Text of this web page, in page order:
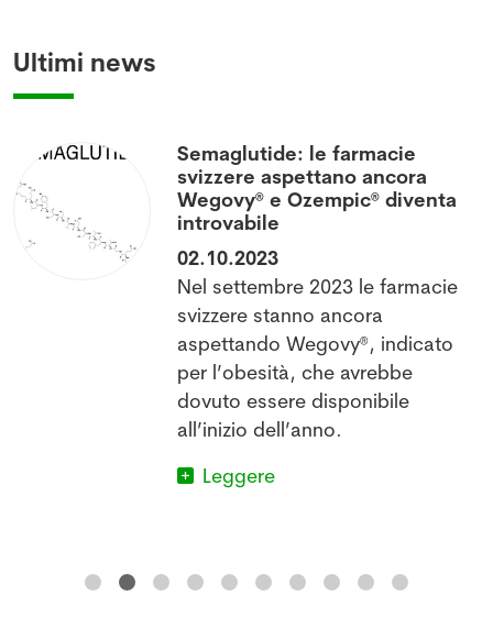
Ultimi news
Semaglutide: le farmacie
svizzere aspettano ancora
Wegovy® e Ozempic® diventa
introvabile
02.10.2023
Nel settembre 2023 le farmacie
svizzere stanno ancora
aspettando Wegovy®, indicato
per l’obesità, che avrebbe
dovuto essere disponibile
all’inizio dell’anno.
Leggere